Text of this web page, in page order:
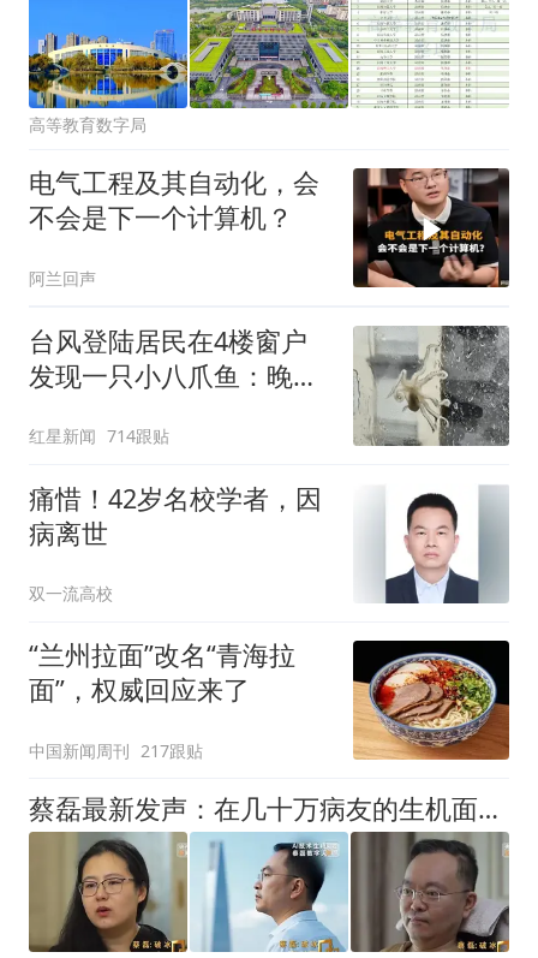
高等教育数字局
电气工程及其自动化，会
不会是下一个计算机？
阿兰回声
台风登陆居民在4楼窗户
发现一只小八爪鱼：晚上
红星新闻 714跟贴
痛惜！42岁名校学者，因
病离世
双一流高校
“兰州拉面”改名“青海拉
面”，权威回应来了
中国新闻周刊 217跟贴
蔡磊最新发声：在几十万病友的生机面前，我个人的面子和尊严已经不值一提了，即使倒在黎明前，也要把路铺好